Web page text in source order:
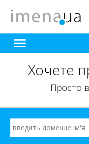
Хочете
Просто